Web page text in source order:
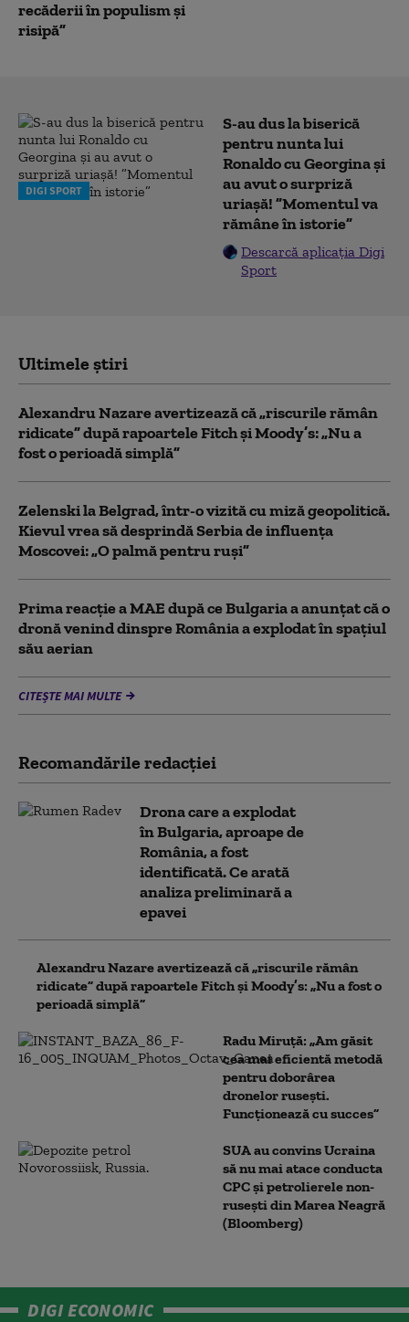
recăderii în populism și
risipă”
DIGI SPORT
S-au dus la biserică
pentru nunta lui
Ronaldo cu Georgina și
au avut o surpriză
uriașă! ”Momentul va
rămâne în istorie”
Descarcă aplicația Digi
Sport
Ultimele știri
Alexandru Nazare avertizează că „riscurile rămân
ridicate” după rapoartele Fitch și Moody’s: „Nu a
fost o perioadă simplă”
Zelenski la Belgrad, într-o vizită cu miză geopolitică.
Kievul vrea să desprindă Serbia de influența
Moscovei: „O palmă pentru ruși”
Prima reacție a MAE după ce Bulgaria a anunţat că o
dronă venind dinspre România a explodat în spaţiul
său aerian
CITEȘTE MAI MULTE
Recomandările redacţiei
Drona care a explodat
în Bulgaria, aproape de
România, a fost
identificată. Ce arată
analiza preliminară a
epavei
Alexandru Nazare avertizează că „riscurile rămân
ridicate” după rapoartele Fitch și Moody’s: „Nu a fost o
perioadă simplă”
Radu Miruță: „Am găsit
cea mai eficientă metodă
pentru doborârea
dronelor rusești.
Funcționează cu succes”
SUA au convins Ucraina
să nu mai atace conducta
CPC şi petrolierele non-
ruseşti din Marea Neagră
(Bloomberg)
DIGI ECONOMIC